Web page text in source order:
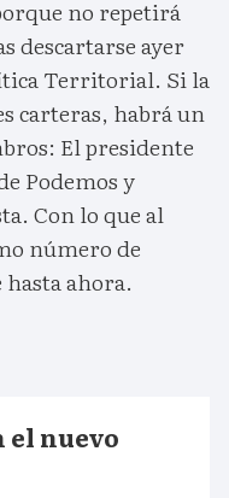
no repetirá
descartarse ayer
Territorial. Si la
carteras, habrá un
El presidente
Podemos y
Con lo que al
número de
ahora.
el nuevo